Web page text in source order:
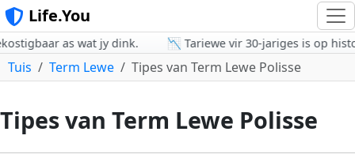
Life.You
as wat jy dink. 📉 Tariewe vir 30-jariges is op
Tuis Term Lewe Tipes van Term Lewe Polisse
Tipes van Term Lewe Polisse